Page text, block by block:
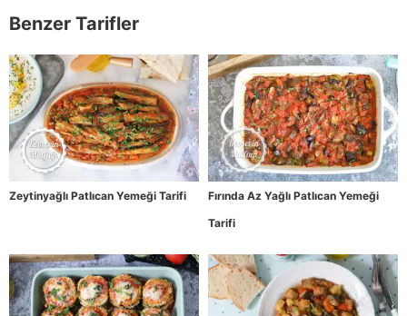
Benzer Tarifler
Zeytinyağlı Patlıcan Yemeği Tarifi
Fırında Az Yağlı Patlıcan Yemeği
Tarifi